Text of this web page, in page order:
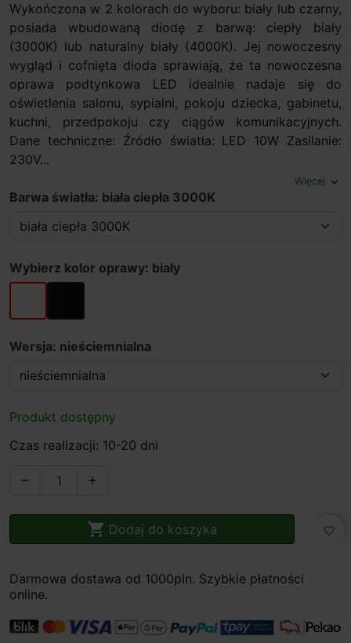
Wykończona w 2 kolorach do wyboru: biały lub czarny,
posiada wbudowaną diodę z barwą: ciepły biały
(3000K) lub naturalny biały (4000K). Jej nowoczesny
wygląd i cofnięta dioda sprawiają, że ta nowoczesna
oprawa podtynkowa LED idealnie nadaje się do
oświetlenia salonu, sypialni, pokoju dziecka, gabinetu,
kuchni, przedpokoju czy ciągów komunikacyjnych.
Dane techniczne: Źródło światła: LED 10W Zasilanie:
230V...
Więcej expand_more
Barwa światła: biała ciepła 3000K
Wybierz kolor oprawy: biały
biały czarny
Wersja: nieściemnialna
Produkt dostępny
Czas realizacji: 10-20 dni
 
 Dodaj do koszyka favorite_border
Darmowa dostawa od 1000pln. Szybkie płatności
online.